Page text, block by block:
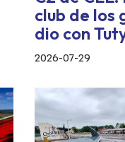
club de los
dio con
2026-07-29